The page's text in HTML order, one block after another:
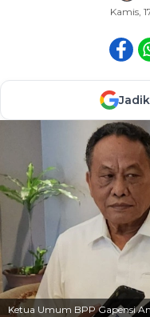
Kamis,
Ketua Umum BPP Gapensi